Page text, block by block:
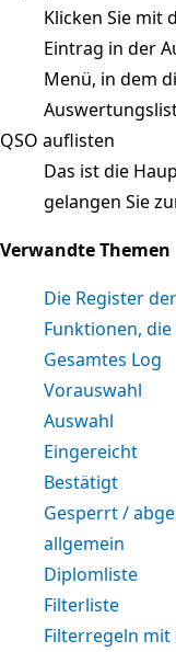
Klicken Sie mit
Eintrag in der
Menü, in dem
QSO auflisten
Das ist die
gelangen Sie
Verwandte Themen
Die Register
Funktionen,
Gesamtes Log
Vorauswahl
Auswahl
Eingereicht
Bestätigt
Gesperrt /
allgemein
Diplomliste
Filterliste
Filterregeln mit